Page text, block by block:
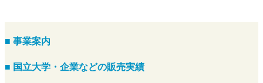
■ 事業案内
■ 国立大学・企業などの販売実績